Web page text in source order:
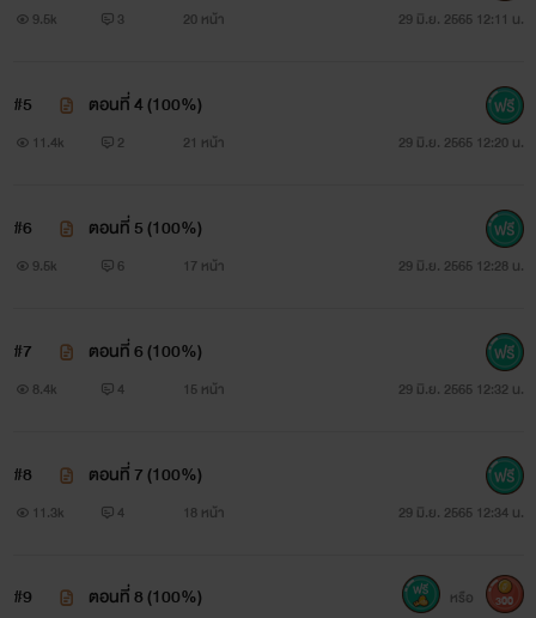
9.5k 3 20 หน้า 29 มิ.ย. 2565 12:11 น.
#5 ตอนที่ 4 (100%)
11.4k 2 21 หน้า 29 มิ.ย. 2565 12:20 น.
#6 ตอนที่ 5 (100%)
9.5k 6 17 หน้า 29 มิ.ย. 2565 12:28 น.
#7 ตอนที่ 6 (100%)
8.4k 4 15 หน้า 29 มิ.ย. 2565 12:32 น.
#8 ตอนที่ 7 (100%)
11.3k 4 18 หน้า 29 มิ.ย. 2565 12:34 น.
#9 ตอนที่ 8 (100%) หรือ 300